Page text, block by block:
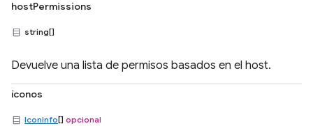
hostPermissions
string[]
Devuelve una lista de permisos basados en el host.
íconos
IconInfo[] opcional